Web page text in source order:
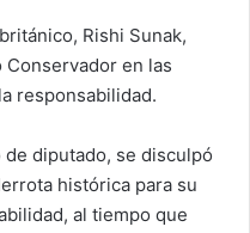
Rishi Sunak,
en las
responsabilidad.
diputado, se disculpó
histórica para su
al tiempo que